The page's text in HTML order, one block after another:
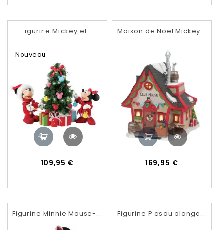
Figurine Mickey et...
Nouveau
109,95 €
Maison de Noël Mickey...
169,95 €Prix
Figurine Minnie Mouse-... Figurine Picsou plonge...